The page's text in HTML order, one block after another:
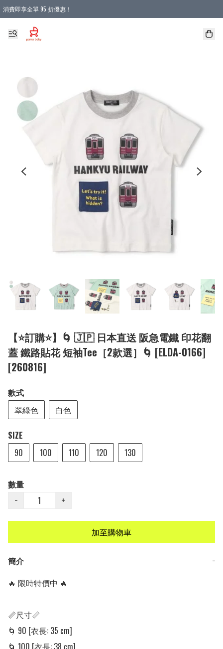
消費即享全單 95 折優惠！
購物滿 HKD 900.00即享免運費優惠！（適用於 本地送貨、本地取貨 )
【⭐訂購⭐】🌀 🇯🇵 日本直送 阪急電鐵 印花翻
蓋 鐵路貼花 短袖Tee［2款選］🌀 [ELDA-0166]
[260816]
款式
翠綠色
白色
SIZE
90
100 110 120 130
數量
−
+
加至購物車
簡介
−
🔥 限時特價中 🔥
📏尺寸📏
🌀 90 [衣長: 35 cm]